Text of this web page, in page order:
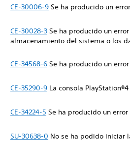
CE-30006-9 Se ha producido un
CE-30028-3 Se ha producido un
almacenamiento del sistema o los
CE-34568-6 Se ha producido un
CE-35290-9 La consola
CE-34224-5 Se ha producido un
SU-30638-0 No se ha podido iniciar